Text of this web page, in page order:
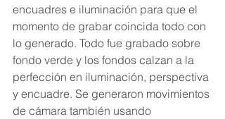
encuadres e iluminación para que el
momento de grabar coincida todo con
lo generado. Todo fue grabado sobre
fondo verde y los fondos calzan a la
perfección en iluminación, perspectiva
y encuadre. Se generaron movimientos
de cámara también usando